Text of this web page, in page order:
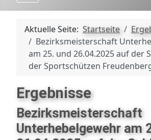
Aktuelle Seite: Startseite
Bezirksmeisterschaft
am 25. und 26.04.2025 auf der
der Sportschützen
Ergebnisse
Bezirksmeisterschaft
Unterhebelgewehr am